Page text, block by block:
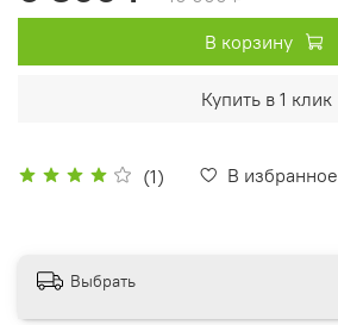
(1) В избранное
В корзину
Купить в 1 клик
Выбрать